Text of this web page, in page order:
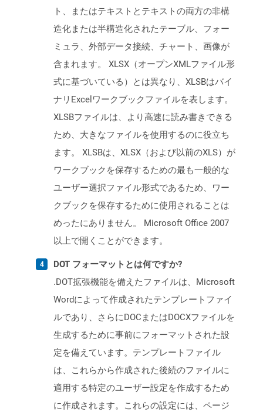
ト、またはテキストとテキストの両方の非構
造化または半構造化されたテーブル、フォー
ミュラ、外部データ接続、チャート、画像が
含まれます。 XLSX（オープンXMLファイル形
式に基づいている）とは異なり、XLSBはバイ
ナリExcelワークブックファイルを表します。
XLSBファイルは、より高速に読み書きできる
ため、大きなファイルを使用するのに役立ち
ます。 XLSBは、XLSX（および以前のXLS）が
ワークブックを保存するための最も一般的な
ユーザー選択ファイル形式であるため、ワー
クブックを保存するために使用されることは
めったにありません。 Microsoft Office 2007
以上で開くことができます。
DOT フォーマットとは何ですか?
.DOT拡張機能を備えたファイルは、Microsoft
Wordによって作成されたテンプレートファイ
ルであり、さらにDOCまたはDOCXファイルを
生成するために事前にフォーマットされた設
定を備えています。テンプレートファイル
は、これらから作成された後続のファイルに
適用する特定のユーザー設定を作成するため
に作成されます。これらの設定には、ページ